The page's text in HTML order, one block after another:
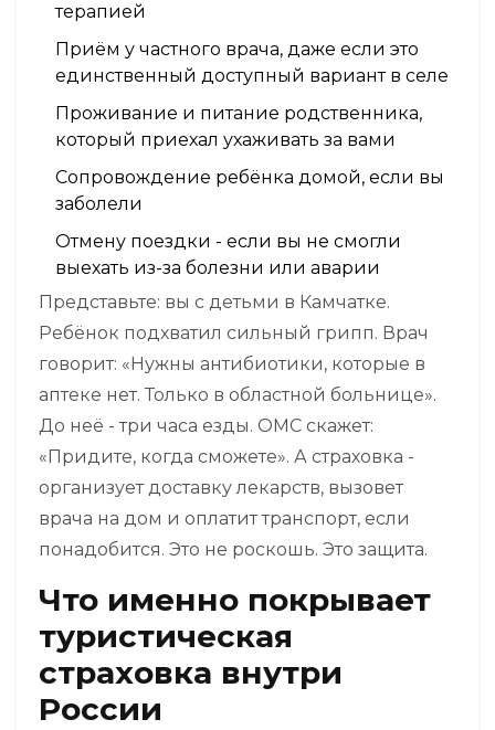
терапией
Приём у частного врача, даже если это
единственный доступный вариант в селе
Проживание и питание родственника,
который приехал ухаживать за вами
Сопровождение ребёнка домой, если вы
заболели
Отмену поездки - если вы не смогли
выехать из-за болезни или аварии
Представьте: вы с детьми в Камчатке.
Ребёнок подхватил сильный грипп. Врач
говорит: «Нужны антибиотики, которые в
аптеке нет. Только в областной больнице».
До неё - три часа езды. ОМС скажет:
«Придите, когда сможете». А страховка -
организует доставку лекарств, вызовет
врача на дом и оплатит транспорт, если
понадобится. Это не роскошь. Это защита.
Что именно покрывает
туристическая
страховка внутри
России